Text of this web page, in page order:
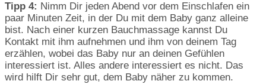
Tipp 4: Nimm Dir jeden Abend vor dem Einschlafen ein
paar Minuten Zeit, in der Du mit dem Baby ganz alleine
bist. Nach einer kurzen Bauchmassage kannst Du
Kontakt mit ihm aufnehmen und ihm von deinem Tag
erzählen, wobei das Baby nur an deinen Gefühlen
interessiert ist. Alles andere interessiert es nicht. Das
wird hilft Dir sehr gut, dem Baby näher zu kommen.